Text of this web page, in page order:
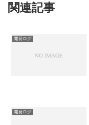
関連記事
開発ログ
開発ログ